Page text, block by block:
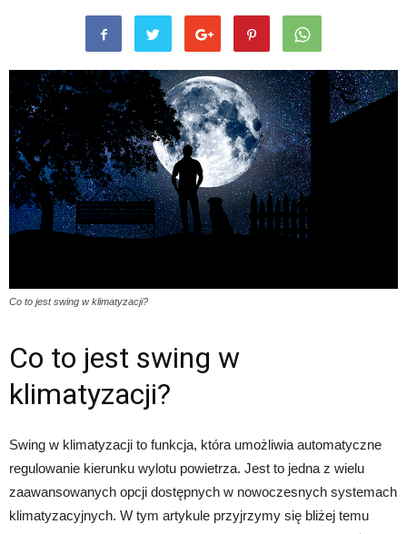
Co to jest swing w klimatyzacji?
Co to jest swing w
klimatyzacji?
Swing w klimatyzacji to funkcja, która umożliwia automatyczne
regulowanie kierunku wylotu powietrza. Jest to jedna z wielu
zaawansowanych opcji dostępnych w nowoczesnych systemach
klimatyzacyjnych. W tym artykule przyjrzymy się bliżej temu